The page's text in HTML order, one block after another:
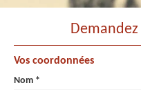
Vos coordonnées
Nom *